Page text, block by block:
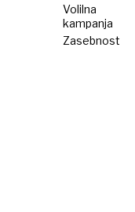
Volilna
kampanja
Zasebnost